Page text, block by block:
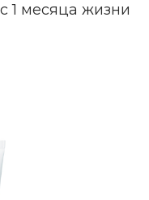
1 месяца жизни